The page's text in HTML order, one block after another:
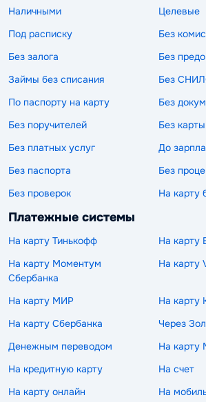
Наличными
Целевые
Под расписку
Без
Без залога
Без
Займы без списания
Без
По паспорту на карту
Без
Без поручителей
Без карты
Без платных услуг
До
Без паспорта
Без
Без проверок
На карту
Платежные системы
На карту Тинькофф
На карту
На карту Моментум
Сбербанка
На карту
На карту МИР
На карту
На карту Сбербанка
Через
Денежным переводом
На карту
На кредитную карту
На счет
На карту онлайн
На